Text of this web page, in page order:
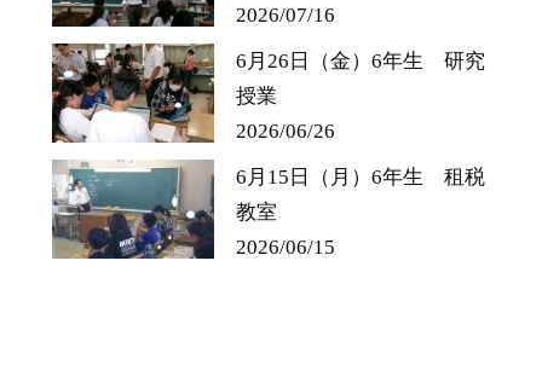
2026/07/16
6月26日（金）6年生 研究
授業
2026/06/26
6月15日（月）6年生 租税
教室
2026/06/15